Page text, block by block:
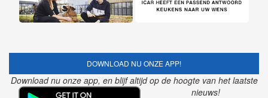
DOWNLOAD NU ONZE APP!
Download nu onze app, en blijf altijd op de hoogte van het laatste
nieuws!